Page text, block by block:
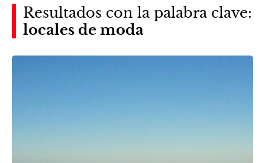
Resultados con la palabra clave:
locales de moda